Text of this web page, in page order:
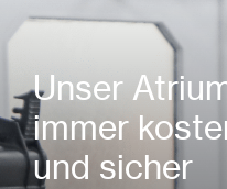
Unser
immer
und sicher